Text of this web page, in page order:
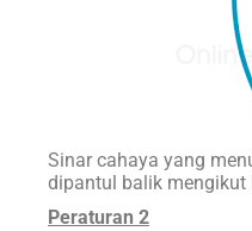
Sinar cahaya yang
dipantul balik
Peraturan 2